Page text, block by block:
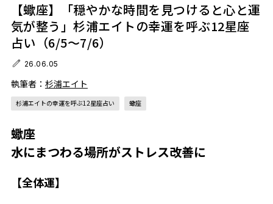
【蠍座】「穏やかな時間を見つけると心と運
気が整う」杉浦エイトの幸運を呼ぶ12星座
占い（6/5～7/6）
26.06.05
執筆者： 杉浦エイト
杉浦エイトの幸運を呼ぶ12星座占い 蠍座
蠍座
水にまつわる場所がストレス改善に
【全体運】